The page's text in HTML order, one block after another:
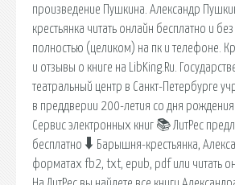
произведение Пушкина. Александр
крестьянка читать онлайн бесплатно и
полностью (целиком) на пк и телефоне.
и отзывы о книге на LibKing.Ru.
театральный центр в Санкт-Петербурге
в преддверии 200-летия со дня рождения
Сервис электронных книг 📚 ЛитРес
бесплатно 🠳 Барышня-крестьянка,
форматах fb2, txt, epub, pdf или читать